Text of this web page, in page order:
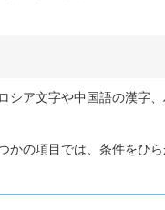
シア文字や中国語の漢字
かの項目では、条件をひら